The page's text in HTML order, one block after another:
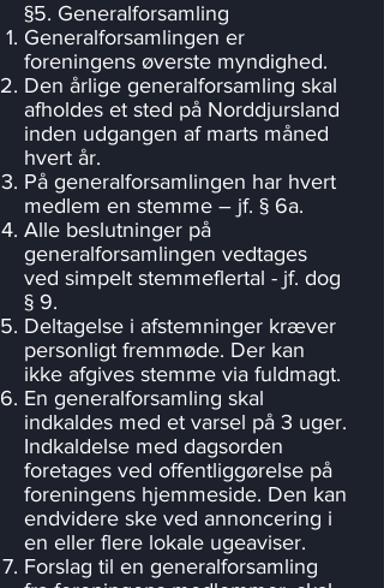
§5. Generalforsamling
Generalforsamlingen er
foreningens øverste myndighed.
Den årlige generalforsamling skal
afholdes et sted på Norddjursland
inden udgangen af marts måned
hvert år.
På generalforsamlingen har hvert
medlem en stemme – jf. § 6a.
Alle beslutninger på
generalforsamlingen vedtages
ved simpelt stemmeflertal - jf. dog
§ 9.
Deltagelse i afstemninger kræver
personligt fremmøde. Der kan
ikke afgives stemme via fuldmagt.
En generalforsamling skal
indkaldes med et varsel på 3 uger.
Indkaldelse med dagsorden
foretages ved offentliggørelse på
foreningens hjemmeside. Den kan
endvidere ske ved annoncering i
en eller flere lokale ugeaviser.
Forslag til en generalforsamling